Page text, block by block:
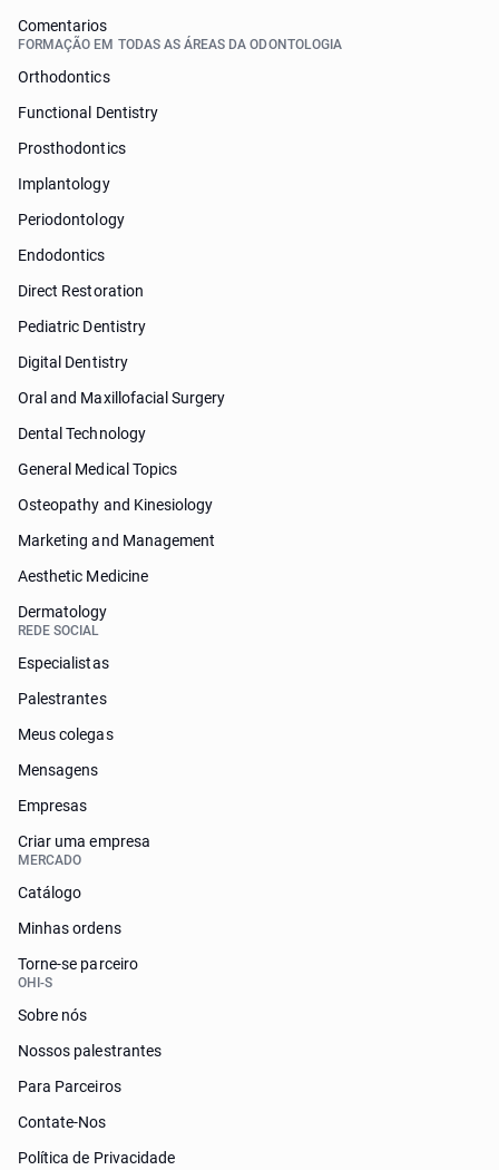
Comentarios
FORMAÇÃO EM TODAS AS ÁREAS DA ODONTOLOGIA
Orthodontics
Functional Dentistry
Prosthodontics
Implantology
Periodontology
Endodontics
Direct Restoration
Pediatric Dentistry
Digital Dentistry
Oral and Maxillofacial Surgery
Dental Technology
General Medical Topics
Osteopathy and Kinesiology
Marketing and Management
Aesthetic Medicine
Dermatology
REDE SOCIAL
Especialistas
Palestrantes
Meus colegas
Mensagens
Empresas
Criar uma empresa
MERCADO
Catálogo
Minhas ordens
Torne-se parceiro
OHI-S
Sobre nós
Nossos palestrantes
Para Parceiros
Contate-Nos
Política de Privacidade